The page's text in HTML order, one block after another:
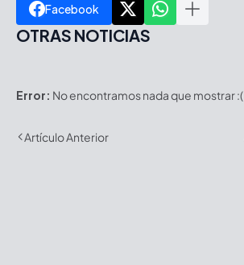
Facebook
OTRAS NOTICIAS
Error: No encontramos nada que mostrar :(
Artículo Anterior